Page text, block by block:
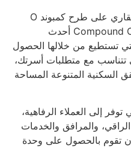
أقدمت شركة ريفلكت للتطوير العقاري على طرح كمبوند O
Jade العبور Compound O Jade Obour City أحدث
تستطيع من خلالها الحصول
تتناسب مع متطلبات أسرتك،
السكنية المتنوعة المساحة
إلى العملاء الرفاهية،
والمرافق والخدمات
تقوم بالحصول على وحدة